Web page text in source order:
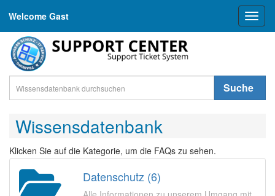
Welcome Gast
Suche
Wissensdatenbank
Klicken Sie auf die Kategorie, um die FAQs zu sehen.
Datenschutz (6)